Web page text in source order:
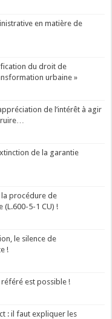
en matière de
du droit de
urbaine »
de l’intérêt à agir
de la garantie
la procédure de
(L.600-5-1 CU) !
le silence de
!
est possible !
: il faut expliquer les